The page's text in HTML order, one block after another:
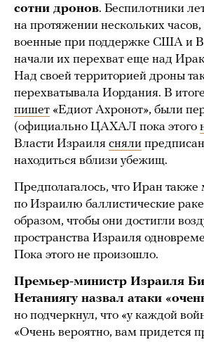
сотни дронов. Беспилотники
на протяжении нескольких
военные при поддержке США и
начали их перехват еще над
Над своей территорией дроны
перехватывала Иордания. В
пишет «Едиот Ахронот», были
(официально ЦАХАЛ пока этого
Власти Израиля сняли
находиться вблизи убежищ.
Предполагалось, что Иран также
по Израилю баллистические
образом, чтобы они достигли
пространства Израиля
Пока этого не произошло.
Премьер-министр Израиля
Нетаниягу назвал атаки
но подчеркнул, что «у каждой
«Очень вероятно, вам придется